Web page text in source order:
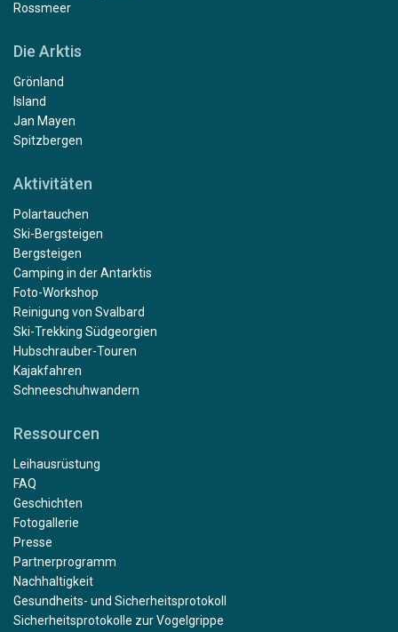
Rossmeer
Die Arktis
Grönland
Island
Jan Mayen
Spitzbergen
Aktivitäten
Polartauchen
Ski-Bergsteigen
Bergsteigen
Camping in der Antarktis
Foto-Workshop
Reinigung von Svalbard
Ski-Trekking Südgeorgien
Hubschrauber-Touren
Kajakfahren
Schneeschuhwandern
Ressourcen
Leihausrüstung
FAQ
Geschichten
Fotogallerie
Presse
Partnerprogramm
Nachhaltigkeit
Gesundheits- und Sicherheitsprotokoll
Sicherheitsprotokolle zur Vogelgrippe